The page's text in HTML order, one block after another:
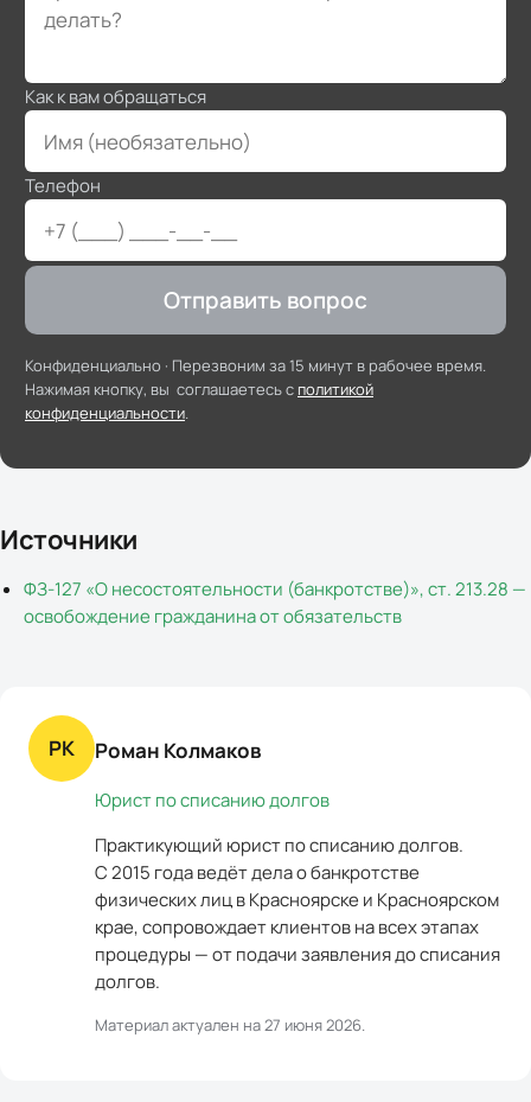
Как к вам обращаться
Телефон
Отправить вопрос
Конфиденциально · Перезвоним за 15 минут в рабочее время.
Нажимая кнопку, вы соглашаетесь с политикой
конфиденциальности.
Источники
ФЗ-127 «О несостоятельности (банкротстве)», ст. 213.28 —
освобождение гражданина от обязательств
РК Роман Колмаков
Юрист по списанию долгов
Практикующий юрист по списанию долгов.
С 2015 года ведёт дела о банкротстве
физических лиц в Красноярске и Красноярском
крае, сопровождает клиентов на всех этапах
процедуры — от подачи заявления до списания
долгов.
Материал актуален на27 июня 2026.